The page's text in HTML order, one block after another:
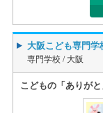
大阪こども専門学
専門学校 / 大阪
こどもの「ありが